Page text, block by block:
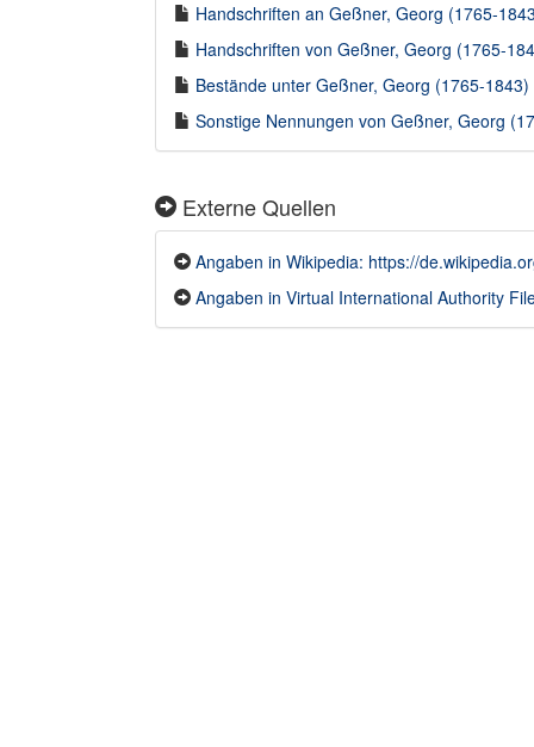
Handschriften an Geßner, Georg (1765-
Handschriften von Geßner, Georg (1765-
Bestände unter Geßner, Georg (1765-
Sonstige Nennungen von Geßner, Georg
Externe Quellen
Angaben in Wikipedia: https://
Angaben in Virtual International Authority